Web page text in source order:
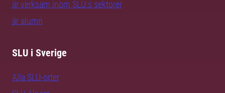
är verksam inom SLU:s sektorer
är alumn
SLU i Sverige
Alla SLU-orter